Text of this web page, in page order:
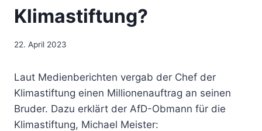
Klimastiftung?
22. April 2023
Laut Medienberichten vergab der Chef der
Klimastiftung einen Millionenauftrag an seinen
Bruder. Dazu erklärt der AfD-Obmann für die
Klimastiftung, Michael Meister: